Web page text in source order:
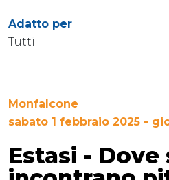
Adatto per
Tutti
Monfalcone
sabato 1 febbraio 2025 -
Estasi - Dove